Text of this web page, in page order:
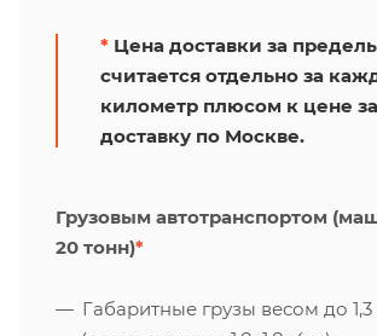
* Цена доставки за
считается отдельно за
километр плюсом к цене за
доставку по Москве.
Грузовым автотранспортом
20 тонн)*
Габаритные грузы весом до